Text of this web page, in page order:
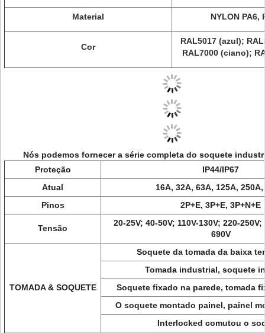
Material NYLON PA6,
Cor
RAL5017 (azul);
RAL7000 (ciano);
Nós podemos fornecer a série completa do soquete
Proteção
IP44/IP67
Atual
16A, 32A, 63A, 125A,
Pinos
2P+E, 3P+E, 3P+N+E
Tensão
20-25V; 40-50V; 110V-130V; 220-
690V
TOMADA & SOQUETE
Soquete da tomada da baixa
Tomada industrial, soquete
Soquete fixado na parede, tomada
O soquete montado painel, painel
Interlocked comutou o